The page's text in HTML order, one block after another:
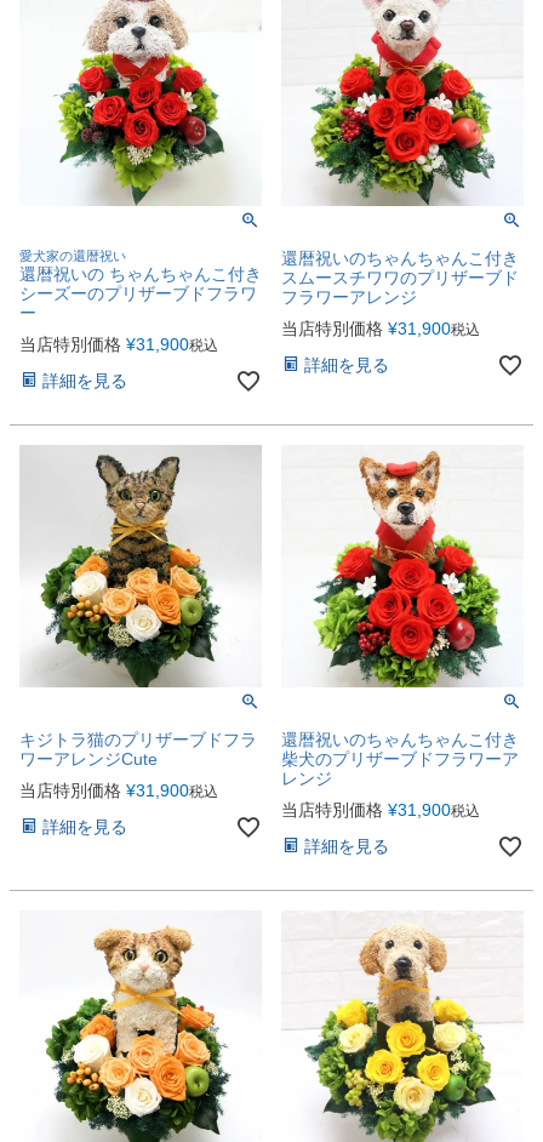
愛犬家の還暦祝い
還暦祝いの ちゃんちゃんこ付き
シーズーのプリザーブドフラワ
ー
当店特別価格 ¥31,900税込
詳細を見る
還暦祝いのちゃんちゃんこ付き
スムースチワワのプリザーブド
フラワーアレンジ
当店特別価格 ¥31,900税込
詳細を見る
キジトラ猫のプリザーブドフラ
ワーアレンジCute
当店特別価格 ¥31,900税込
詳細を見る
還暦祝いのちゃんちゃんこ付き
柴犬のプリザーブドフラワーア
レンジ
当店特別価格 ¥31,900税込
詳細を見る